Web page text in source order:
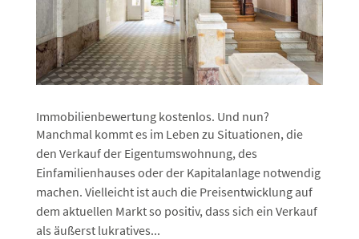
Immobilienbewertung kostenlos. Und nun?
Manchmal kommt es im Leben zu Situationen, die
den Verkauf der Eigentumswohnung, des
Einfamilienhauses oder der Kapitalanlage notwendig
machen. Vielleicht ist auch die Preisentwicklung auf
dem aktuellen Markt so positiv, dass sich ein Verkauf
als äußerst lukratives...